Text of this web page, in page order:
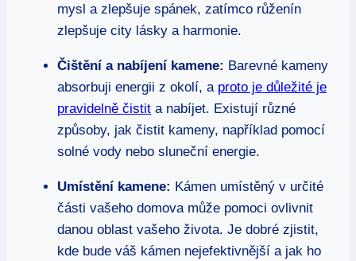
mysl a zlepšuje spánek, zatímco růženín
zlepšuje city lásky a harmonie.
Čištění a nabíjení kamene: Barevné kameny
absorbuji energii z okolí, a proto je důležité je
pravidelně čistit a nabíjet. Existují různé
způsoby, jak čistit kameny, například pomocí
solné vody nebo sluneční energie.
Umístění kamene: Kámen umístěný v určité
části vašeho domova může pomoci ovlivnit
danou oblast vašeho života. Je dobré zjistit,
kde bude váš kámen nejefektivnější a jak ho